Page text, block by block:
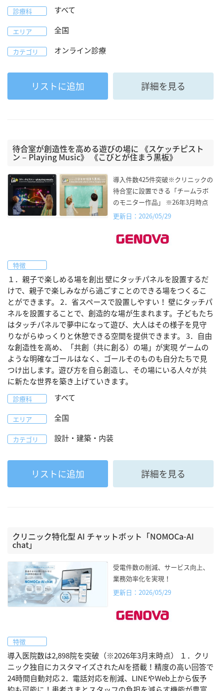
診療科 すべて
エリア 全国
カテゴリ オンライン診療
リストに追加 詳細を見る
待合室が創造性を高める遊びの場に 《スケッチピスト
ン – Playing Music》 《こびとが住まう黒板》
導入件数425件突破※クリニックの
待合室に設置できる「チームラボ
のモニター作品」 ※26年3月時点
更新日：2026/05/29
特徴
１．親子で楽しめる場を創出 壁にタッチパネルを設置するだ
けで、親子で楽しみながら過ごすことのできる場をつくるこ
とができます。 2．省スペースで設置しやすい！ 壁にタッチパ
ネルを設置することで、創造的な場が生まれます。子どもたち
はタッチパネルで夢中になって遊び、大人はその様子を見守
りながらゆっくりと休憩できる空間を提供できます。 3．自由
な創造性を高め、「共創（共に創る）の場」が実現 ゲームの
ような明確なゴールはなく、ゴールそのものも自分たちで見
つけ出します。遊び方を自ら創造し、その場にいる人々が共
に新たな世界を築き上げていきます。
診療科 すべて
エリア 全国
カテゴリ 設計・建築・内装
リストに追加 詳細を見る
クリニック特化型 AI チャットボット「NOMOCa-AI
chat」
受電件数の削減、サービス向上、
業務効率化を実現！
更新日：2026/05/29
特徴
導入医院数は2,898院を突破（※2026年3月末時点） １．クリ
ニック独自にカスタマイズされたAIを搭載！精度の高い回答で
24時間自動対応 2．電話対応を削減、LINEやWeb上から仮予